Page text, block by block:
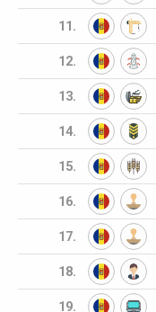
11.
12.
13.
14.
15.
16.
17.
18.
19.